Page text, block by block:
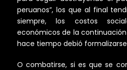
peruanos”, los que al final
siempre, los costos
económicos de la
hace tiempo debió formalizarse
O combatirse, si es que se